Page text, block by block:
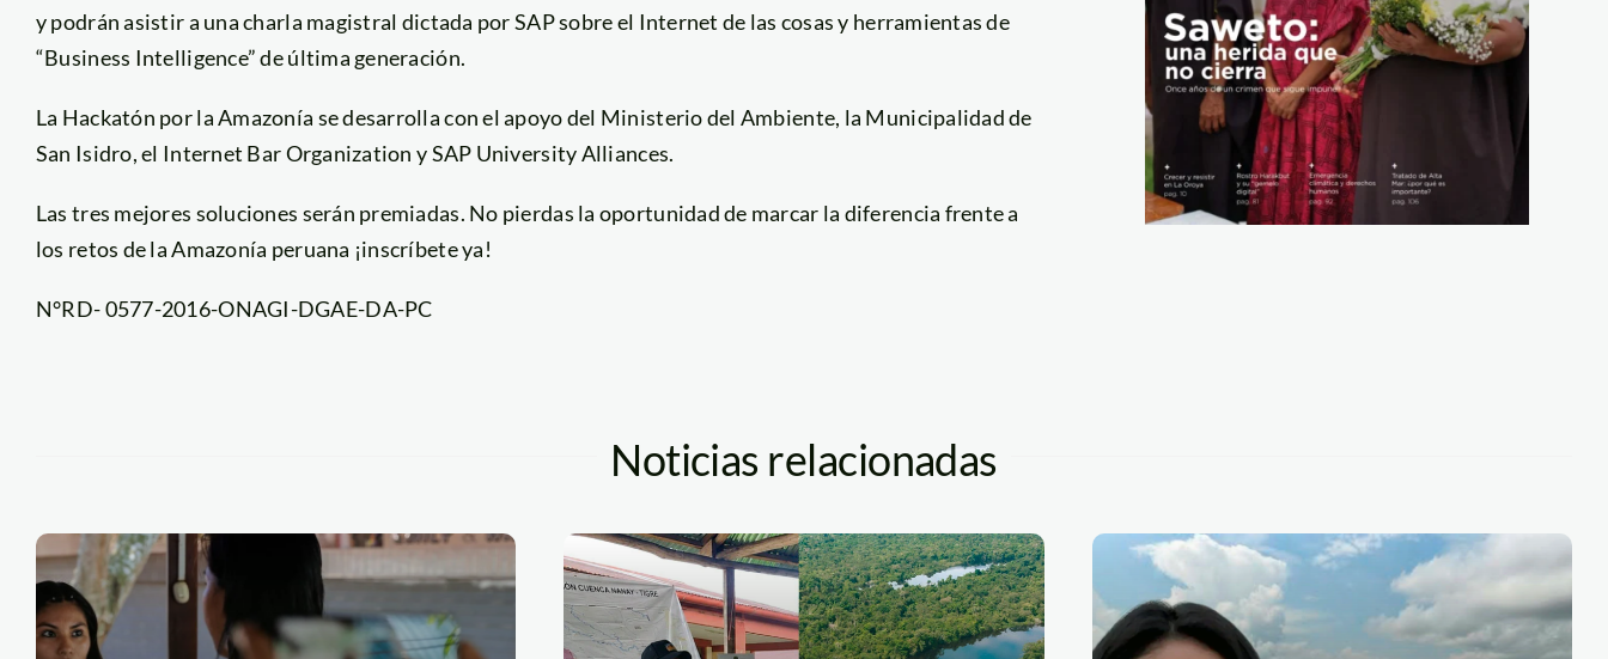
y podrán asistir a una charla magistral dictada por SAP sobre el Internet de las cosas y herramientas de
“Business Intelligence” de última generación.
La Hackatón por la Amazonía se desarrolla con el apoyo del Ministerio del Ambiente, la Municipalidad de
San Isidro, el Internet Bar Organization y SAP University Alliances.
Las tres mejores soluciones serán premiadas. No pierdas la oportunidad de marcar la diferencia frente a
los retos de la Amazonía peruana ¡inscríbete ya!
N°RD- 0577-2016-ONAGI-DGAE-DA-PC
Noticias relacionadas